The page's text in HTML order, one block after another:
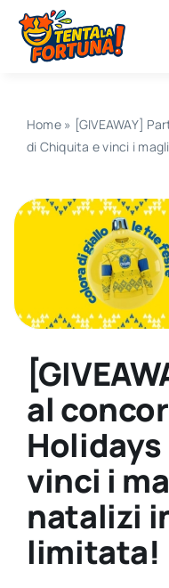
Salta
contenuto
Home» [GIVEAWAY]
di Chiquita e vinci i
al
vinci i
natalizi
limitata!